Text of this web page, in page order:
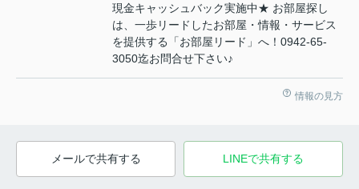
現金キャッシュバック実施中★ お部屋探し
は、一歩リードしたお部屋・情報・サービス
を提供する「お部屋リード」へ！0942-65-
3050迄お問合せ下さい♪
情報の見方
メールで共有する LINEで共有する